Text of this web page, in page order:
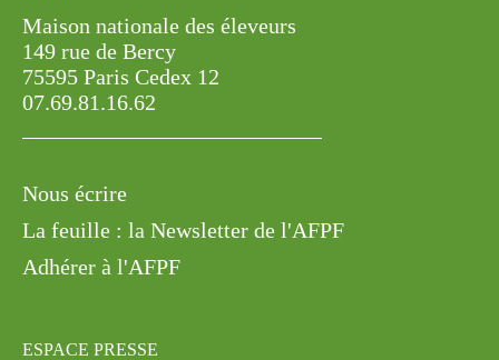
Maison nationale des éleveurs
149 rue de Bercy
75595 Paris Cedex 12
07.69.81.16.62
Nous écrire
La feuille : la Newsletter de l'AFPF
Adhérer à l'AFPF
ESPACE PRESSE